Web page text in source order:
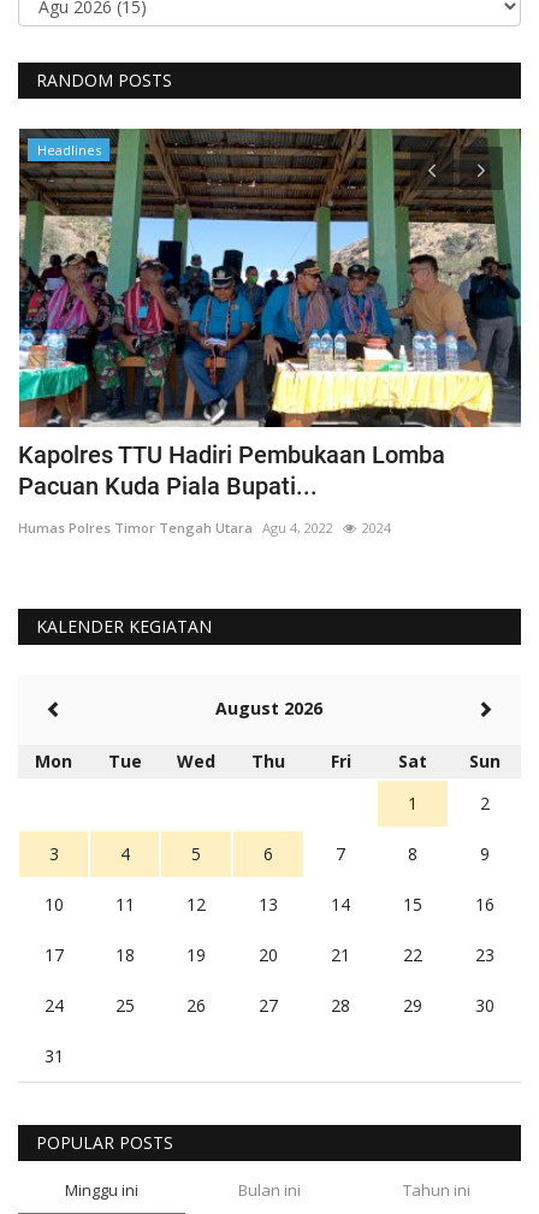
RANDOM POSTS
Headlines
Kapolres TTU Hadiri Pembukaan Lomba
Pacuan Kuda Piala Bupati...
Humas Polres Timor Tengah Utara Agu 4, 2022 2024
KALENDER KEGIATAN
August 2026
Mon Tue Wed Thu Fri Sat
Sun
1
2
3 4 5 6 7 8 9
10 11 12 13 14 15 16
17 18 19 20 21 22 23
24 25 26 27 28 29 30
31
POPULAR POSTS
Minggu ini Bulan ini Tahun ini